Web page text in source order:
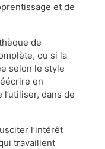
et de
de
ou si la
selon le style
en
dans de
l’intérêt
travaillent